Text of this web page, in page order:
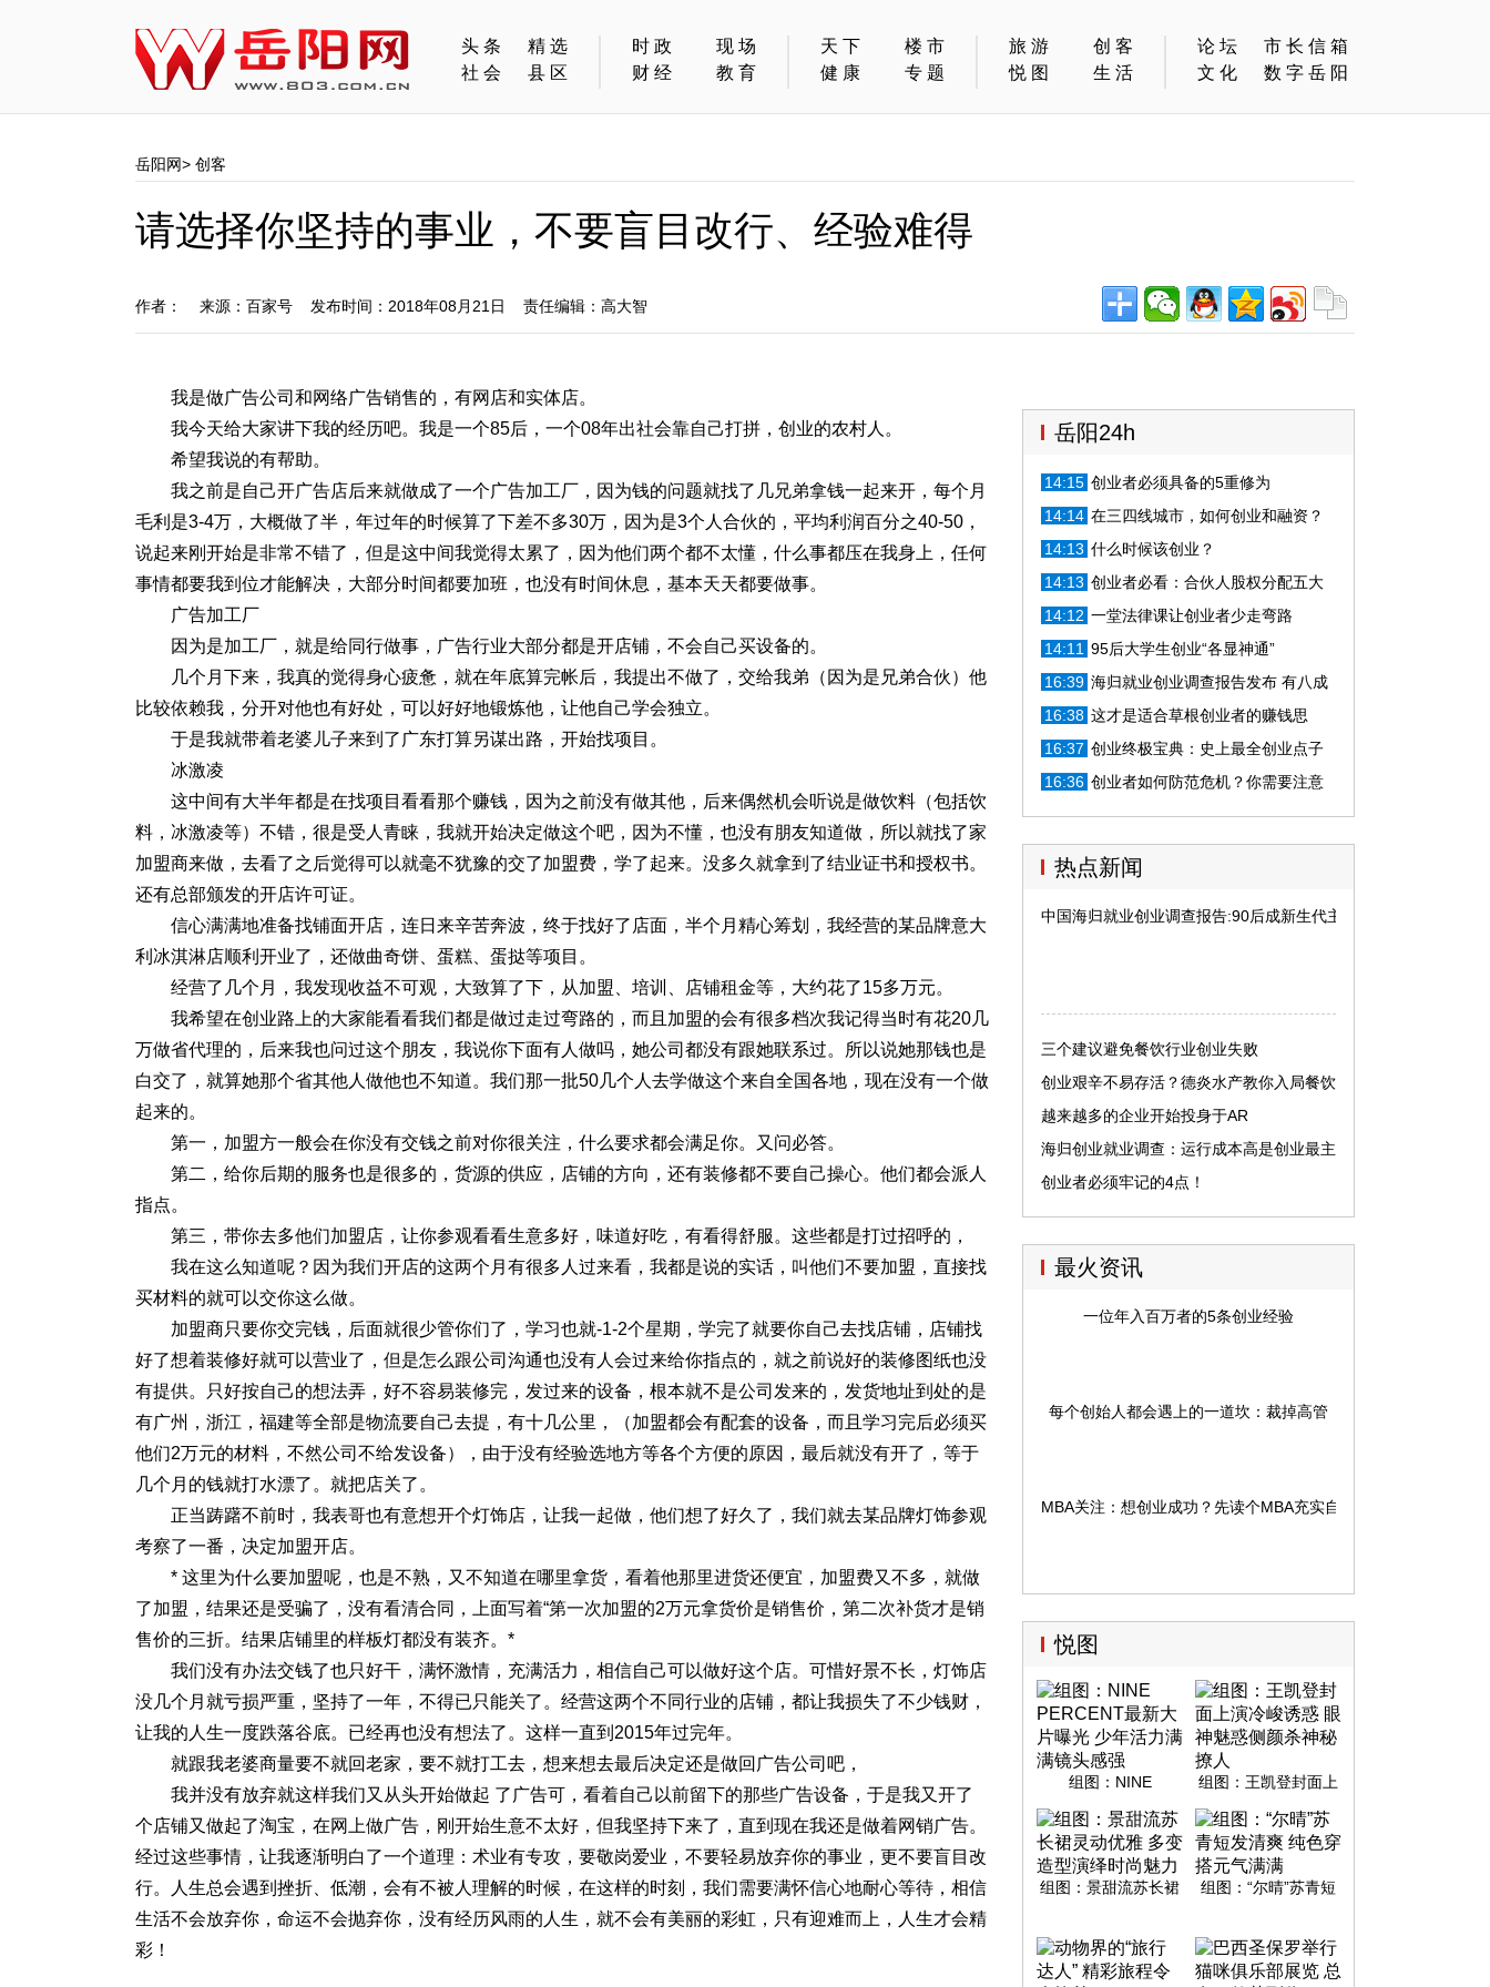
头条
精选
社会
县区
时政
现场
财经
教育
天下
楼市
健康
专题
旅游
创客
悦图
生活
论坛
市长信箱
文化
数字岳阳
岳阳网> 创客
请选择你坚持的事业，不要盲目改行、经验难得
作者： 来源：百家号 发布时间：2018年08月21日 责任编辑：高大智
我是做广告公司和网络广告销售的，有网店和实体店。
我今天给大家讲下我的经历吧。我是一个85后，一个08年出社会靠自己打拼，创业的农村人。
希望我说的有帮助。
我之前是自己开广告店后来就做成了一个广告加工厂，因为钱的问题就找了几兄弟拿钱一起来开，每个月
毛利是3-4万，大概做了半，年过年的时候算了下差不多30万，因为是3个人合伙的，平均利润百分之40-50，
说起来刚开始是非常不错了，但是这中间我觉得太累了，因为他们两个都不太懂，什么事都压在我身上，任何
事情都要我到位才能解决，大部分时间都要加班，也没有时间休息，基本天天都要做事。
广告加工厂
因为是加工厂，就是给同行做事，广告行业大部分都是开店铺，不会自己买设备的。
几个月下来，我真的觉得身心疲惫，就在年底算完帐后，我提出不做了，交给我弟（因为是兄弟合伙）他
比较依赖我，分开对他也有好处，可以好好地锻炼他，让他自己学会独立。
于是我就带着老婆儿子来到了广东打算另谋出路，开始找项目。
冰激凌
这中间有大半年都是在找项目看看那个赚钱，因为之前没有做其他，后来偶然机会听说是做饮料（包括饮
料，冰激凌等）不错，很是受人青睐，我就开始决定做这个吧，因为不懂，也没有朋友知道做，所以就找了家
加盟商来做，去看了之后觉得可以就毫不犹豫的交了加盟费，学了起来。没多久就拿到了结业证书和授权书。
还有总部颁发的开店许可证。
信心满满地准备找铺面开店，连日来辛苦奔波，终于找好了店面，半个月精心筹划，我经营的某品牌意大
利冰淇淋店顺利开业了，还做曲奇饼、蛋糕、蛋挞等项目。
经营了几个月，我发现收益不可观，大致算了下，从加盟、培训、店铺租金等，大约花了15多万元。
我希望在创业路上的大家能看看我们都是做过走过弯路的，而且加盟的会有很多档次我记得当时有花20几
万做省代理的，后来我也问过这个朋友，我说你下面有人做吗，她公司都没有跟她联系过。所以说她那钱也是
白交了，就算她那个省其他人做他也不知道。我们那一批50几个人去学做这个来自全国各地，现在没有一个做
起来的。
第一，加盟方一般会在你没有交钱之前对你很关注，什么要求都会满足你。又问必答。
第二，给你后期的服务也是很多的，货源的供应，店铺的方向，还有装修都不要自己操心。他们都会派人
指点。
第三，带你去多他们加盟店，让你参观看看生意多好，味道好吃，有看得舒服。这些都是打过招呼的，
我在这么知道呢？因为我们开店的这两个月有很多人过来看，我都是说的实话，叫他们不要加盟，直接找
买材料的就可以交你这么做。
加盟商只要你交完钱，后面就很少管你们了，学习也就-1-2个星期，学完了就要你自己去找店铺，店铺找
好了想着装修好就可以营业了，但是怎么跟公司沟通也没有人会过来给你指点的，就之前说好的装修图纸也没
有提供。只好按自己的想法弄，好不容易装修完，发过来的设备，根本就不是公司发来的，发货地址到处的是
有广州，浙江，福建等全部是物流要自己去提，有十几公里，（加盟都会有配套的设备，而且学习完后必须买
他们2万元的材料，不然公司不给发设备），由于没有经验选地方等各个方便的原因，最后就没有开了，等于
几个月的钱就打水漂了。就把店关了。
正当踌躇不前时，我表哥也有意想开个灯饰店，让我一起做，他们想了好久了，我们就去某品牌灯饰参观
考察了一番，决定加盟开店。
* 这里为什么要加盟呢，也是不熟，又不知道在哪里拿货，看着他那里进货还便宜，加盟费又不多，就做
了加盟，结果还是受骗了，没有看清合同，上面写着“第一次加盟的2万元拿货价是销售价，第二次补货才是销
售价的三折。结果店铺里的样板灯都没有装齐。*
我们没有办法交钱了也只好干，满怀激情，充满活力，相信自己可以做好这个店。可惜好景不长，灯饰店
没几个月就亏损严重，坚持了一年，不得已只能关了。经营这两个不同行业的店铺，都让我损失了不少钱财，
让我的人生一度跌落谷底。已经再也没有想法了。这样一直到2015年过完年。
就跟我老婆商量要不就回老家，要不就打工去，想来想去最后决定还是做回广告公司吧，
我并没有放弃就这样我们又从头开始做起 了广告可，看着自己以前留下的那些广告设备，于是我又开了
个店铺又做起了淘宝，在网上做广告，刚开始生意不太好，但我坚持下来了，直到现在我还是做着网销广告。
经过这些事情，让我逐渐明白了一个道理：术业有专攻，要敬岗爱业，不要轻易放弃你的事业，更不要盲目改
行。人生总会遇到挫折、低潮，会有不被人理解的时候，在这样的时刻，我们需要满怀信心地耐心等待，相信
生活不会放弃你，命运不会抛弃你，没有经历风雨的人生，就不会有美丽的彩虹，只有迎难而上，人生才会精
彩！
岳阳24h
14:15 创业者必须具备的5重修为
14:14 在三四线城市，如何创业和融资？
14:13 什么时候该创业？
14:13 创业者必看：合伙人股权分配五大
陷阱，股权怎么分分多少？
14:12 一堂法律课让创业者少走弯路
14:11 95后大学生创业“各显神通”
16:39 海归就业创业调查报告发布 有八成
不满意收入！
16:38 这才是适合草根创业者的赚钱思
维，别再被大咖忽悠了！
16:37 创业终极宝典：史上最全创业点子
汇总2018最新版本（一）
16:36 创业者如何防范危机？你需要注意
这四盏“警示灯”
热点新闻
中国海归就业创业调查报告:90后成新生代主体
三个建议避免餐饮行业创业失败
创业艰辛不易存活？德炎水产教你入局餐饮
的正确姿势
越来越多的企业开始投身于AR
海归创业就业调查：运行成本高是创业最主
要困难
创业者必须牢记的4点！
最火资讯
一位年入百万者的5条创业经验
每个创始人都会遇上的一道坎：裁掉高管
MBA关注：想创业成功？先读个MBA充实自己
悦图
组图：NINE
曝光 少年活力满满镜
头感强
组图：王凯登封面上
侧颜杀神秘撩人
组图：景甜流苏长裙
组图：“尔晴”苏青短